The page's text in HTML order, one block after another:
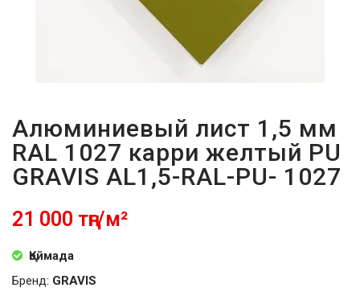
Алюминиевый лист 1,5 мм
RAL 1027 карри желтый PU
GRAVIS AL1,5-RAL-PU- 1027
21 000 тңг/м²
Қоймада
Бренд: GRAVIS